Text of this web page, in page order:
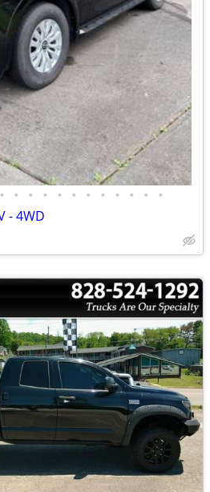
• • • • • • • • • • • •
- 4WD